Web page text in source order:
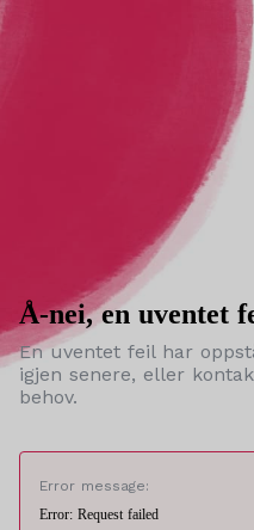
Å-nei, en uventet
En uventet feil har
igjen senere, eller
behov.
Error message:
Error: Request failed